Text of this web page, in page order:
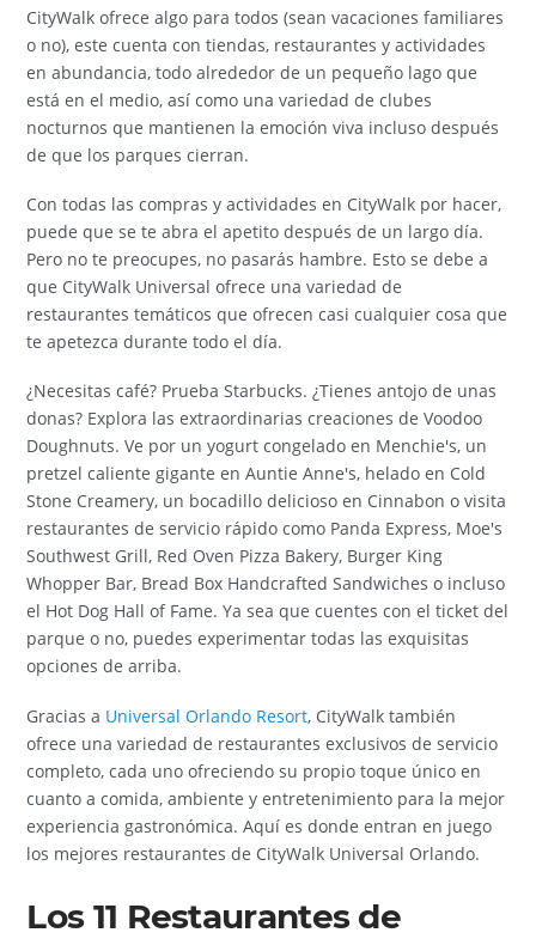
CityWalk ofrece algo para todos (sean vacaciones familiares
o no), este cuenta con tiendas, restaurantes y actividades
en abundancia, todo alrededor de un pequeño lago que
está en el medio, así como una variedad de clubes
nocturnos que mantienen la emoción viva incluso después
de que los parques cierran.
Con todas las compras y actividades en CityWalk por hacer,
puede que se te abra el apetito después de un largo día.
Pero no te preocupes, no pasarás hambre. Esto se debe a
que CityWalk Universal ofrece una variedad de
restaurantes temáticos que ofrecen casi cualquier cosa que
te apetezca durante todo el día.
¿Necesitas café? Prueba Starbucks. ¿Tienes antojo de unas
donas? Explora las extraordinarias creaciones de Voodoo
Doughnuts. Ve por un yogurt congelado en Menchie's, un
pretzel caliente gigante en Auntie Anne's, helado en Cold
Stone Creamery, un bocadillo delicioso en Cinnabon o visita
restaurantes de servicio rápido como Panda Express, Moe's
Southwest Grill, Red Oven Pizza Bakery, Burger King
Whopper Bar, Bread Box Handcrafted Sandwiches o incluso
el Hot Dog Hall of Fame. Ya sea que cuentes con el ticket del
parque o no, puedes experimentar todas las exquisitas
opciones de arriba.
Gracias a Universal Orlando Resort, CityWalk también
ofrece una variedad de restaurantes exclusivos de servicio
completo, cada uno ofreciendo su propio toque único en
cuanto a comida, ambiente y entretenimiento para la mejor
experiencia gastronómica. Aquí es donde entran en juego
los mejores restaurantes de CityWalk Universal Orlando.
Los 11 Restaurantes de